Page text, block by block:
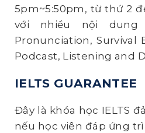
5pm~5:50pm, từ thứ 2
với nhiều nội dung
Pronunciation, Survival
Podcast, Listening and
IELTS GUARANTEE
Đây là khóa học IELTS
nếu học viên đáp ứng